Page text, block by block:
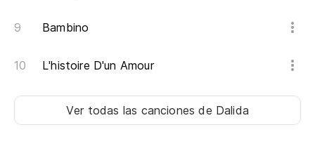
Bambino
L'histoire D'un Amour
Ver todas las cancionesde Dalida